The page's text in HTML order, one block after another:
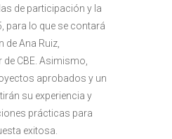
de participación y la
para lo que se contará
Ana Ruiz,
CBE. Asimismo,
aprobados y un
su experiencia y
prácticas para
exitosa.